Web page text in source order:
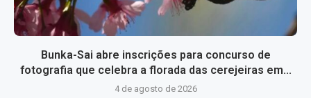
Bunka-Sai abre inscrições para concurso de
fotografia que celebra a florada das cerejeiras em...
4 de agosto de 2026